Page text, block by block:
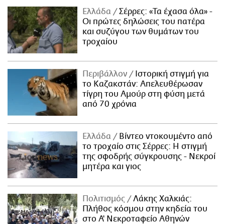
Ελλάδα
Σέρρες: «Τα έχασα όλα» -
Οι πρώτες δηλώσεις του πατέρα
και συζύγου των θυμάτων του
τροχαίου
Περιβάλλον
Ιστορική στιγμή για
το Καζακστάν: Απελευθέρωσαν
τίγρη του Αμούρ στη φύση μετά
από 70 χρόνια
Ελλάδα
Βίντεο ντοκουμέντο από
το τροχαίο στις Σέρρες: Η στιγμή
της σφοδρής σύγκρουσης - Νεκροί
μητέρα και γιος
Πολιτισμός
Λάκης Χαλκιάς:
Πλήθος κόσμου στην κηδεία του
στο Α' Νεκροταφείο Αθηνών